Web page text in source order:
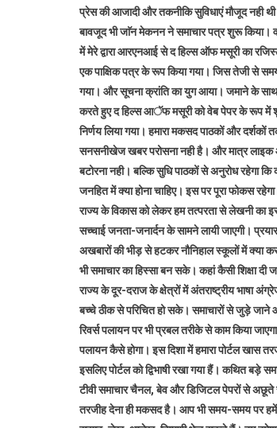
प्रेस की आजादी और तकनीकि सुविधाएं मौजूद नही
बावजूद भी जाॅन मेकनन ने समाचार पत्र शुरू किया।
में मेरे द्वारा आरएनआई से द हिल्स ऑफ मसूरी का
एक पाक्षिक पत्र के रूप किया गया। जिस तेजी से
गया। और सूचना क्रांति का युग आया। जमाने के
करते हुए द हिल्स आॅफ मसूरी को वेब पेपर के रूप में
निर्णय लिया गया। हमारा मकसद पाठकों और दर्शकों
सनसनीखेज खबर परोसना नही है। और मात्र लाइक
बटोरना नही। बल्कि सुधि पाठकों से अनुरोध रहेगा कि
जनहित में क्या होना चाहिए। इस पर पूरा फोकस
राज्य के विकास को लेकर हम तत्परता से लेखनी का
सच्चाई जनता-जनार्दन के सामने लायी जाएगी।
अखबारों की भीड़ से हटकर नौनिहाल स्कूलों में क्या
भी समाचार का हिस्सा बन सके। कहां कैसी शिक्षा दी
राज्य के दूर-दराज के क्षेत्रों में अंतराष्ट्रीय भाषा
बच्चे ठीक से परिचित हो सके। समाचारों से जुड़े
रिवर्स पलायन पर भी प्रबल तरीके से काम किया
पलायन कैसे होगा। इस दिशा में हमारा पोर्टल खास
इसलिए पोर्टल को द्विभाषी रखा गया हैं। कथित बड़े
टीवी समाचार चैनल, बेव और डिजिटल पेपरों से अछूते
तरजीह देना ही मकसद है। आप भी समय-समय पर हमें